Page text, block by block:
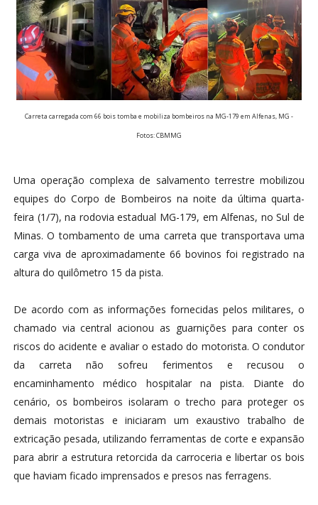
Carreta carregada com 66 bois tomba e mobiliza bombeiros na MG-179 em Alfenas, MG -
Fotos: CBMMG
Uma operação complexa de salvamento terrestre mobilizou
equipes do Corpo de Bombeiros na noite da última quarta-
feira (1/7), na rodovia estadual MG-179, em Alfenas, no Sul de
Minas. O tombamento de uma carreta que transportava uma
carga viva de aproximadamente 66 bovinos foi registrado na
altura do quilômetro 15 da pista.
De acordo com as informações fornecidas pelos militares, o
chamado via central acionou as guarnições para conter os
riscos do acidente e avaliar o estado do motorista. O condutor
da carreta não sofreu ferimentos e recusou o
encaminhamento médico hospitalar na pista. Diante do
cenário, os bombeiros isolaram o trecho para proteger os
demais motoristas e iniciaram um exaustivo trabalho de
extricação pesada, utilizando ferramentas de corte e expansão
para abrir a estrutura retorcida da carroceria e libertar os bois
que haviam ficado imprensados e presos nas ferragens.